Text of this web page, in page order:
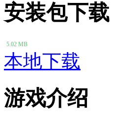
安装包下载
5.02 MB
本地下载
游戏介绍